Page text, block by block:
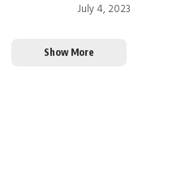
July 4, 2023
Show More